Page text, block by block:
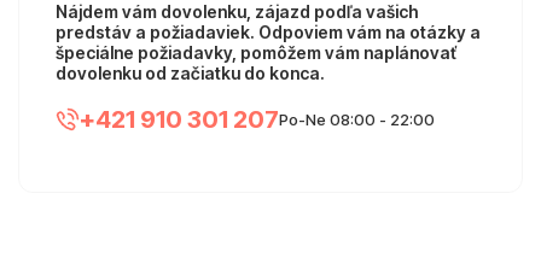
Nájdem vám dovolenku, zájazd podľa vašich
predstáv a požiadaviek. Odpoviem vám na otázky a
špeciálne požiadavky, pomôžem vám naplánovať
dovolenku od začiatku do konca.
+421 910 301 207Po-Ne 08:00 - 22:00